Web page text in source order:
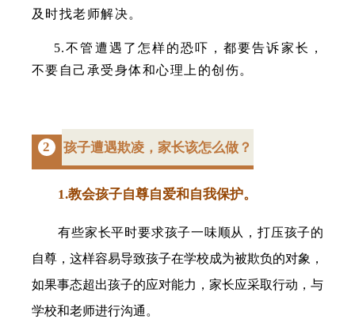
及时找老师解决。
5.不管遭遇了怎样的恐吓，都要告诉家长，
不要自己承受身体和心理上的创伤。
2 孩子遭遇欺凌，家长该怎么做？
1.教会孩子自尊自爱和自我保护。
有些家长平时要求孩子一味顺从，打压孩子的
自尊，这样容易导致孩子在学校成为被欺负的对象，
如果事态超出孩子的应对能力，家长应采取行动，与
学校和老师进行沟通。